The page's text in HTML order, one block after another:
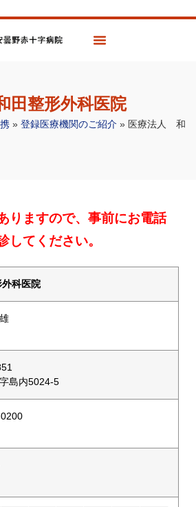
田整形外科医院
» 登録医療機関のご紹介 » 医療法人 和
りますので、事前にお電話
してください。
科医院
島内5024-5